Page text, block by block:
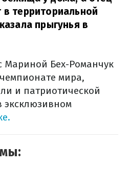
территориальной
прыгунья в
Мариной Бех-Романчук
мира,
и патриотической
эксклюзивном